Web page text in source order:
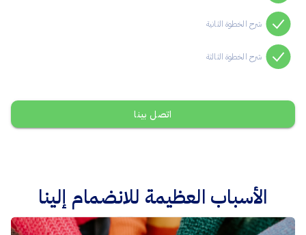
شرح الخطوة الثانية
شرح الخطوة الثالثة
اتصل بينا
الأسباب العظيمة للانضمام إلينا